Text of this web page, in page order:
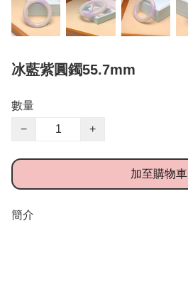
冰藍紫圓鐲55.7mm
數量
−
+
加至購物車
簡介